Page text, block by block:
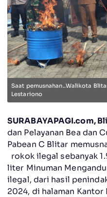
Saat pemusnahan..Walikota
Lestariono
SURABAYAPAGI.com,
dan Pelayanan Bea dan
Pabean C Blitar
rokok ilegal sebanyak
liter Minuman
ilegal, dari hasil
2024, di halaman Kantor